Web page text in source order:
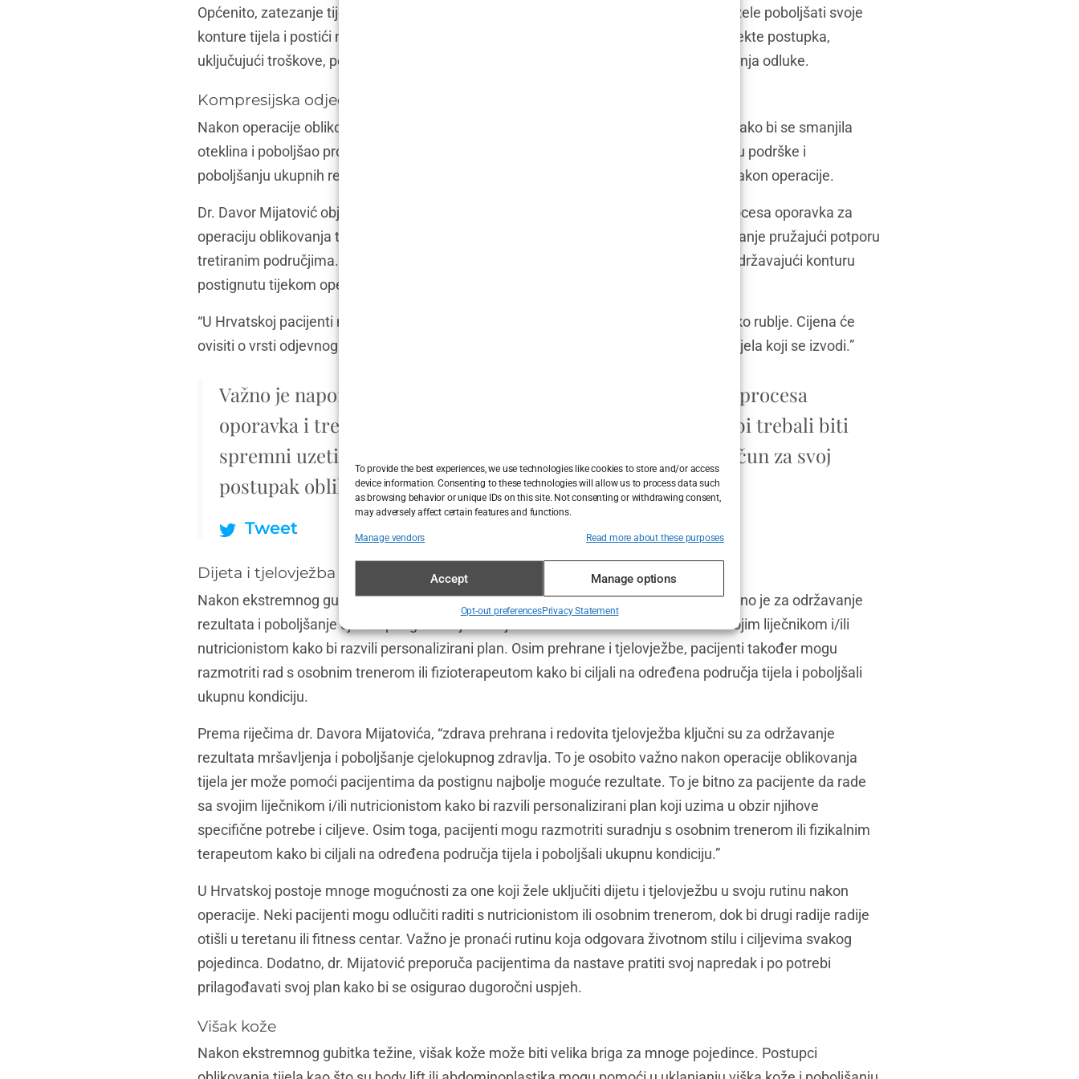
To provide the best experiences, we use technologies like cookies to store and/or access
device information. Consenting to these technologies will allow us to process data such
as browsing behavior or unique IDs on this site. Not consenting or withdrawing consent,
may adversely affect certain features and functions.
Manage vendors Read more about these purposes
Accept Manage options
Opt-out preferencesPrivacy Statement
Općenito, zatezanje tijela može biti vrlo učinkovit i isplativ postupak za pojedince koji žele poboljšati svoje
konture tijela i postići mlađahniji izgled. Međutim, važno je pažljivo razmotriti sve aspekte postupka,
uključujući troškove, potencijalne rizike i dobrobiti te postoperativnu skrb, prije donošenja odluke.
Kompresijska odjeća
Nakon operacije oblikovanja tijela, pacijenti često moraju nositi kompresijsku odjeću kako bi se smanjila
oteklina i poboljšao proces zacjeljivanja. Ovi odjevni predmeti mogu pomoći u pružanju podrške i
poboljšanju ukupnih rezultata. Kompresijska odjeća obično se nosi nekoliko tjedana nakon operacije.
Dr. Davor Mijatović objašnjava: “Kompresivna odjeća važan je dio postoperativnog procesa oporavka za
operaciju oblikovanja tijela. Ova odjeća pomaže smanjiti otekline i pospješuje zacjeljivanje pružajući potporu
tretiranim područjima. Također pomaže poboljšati sveukupne estetske rezultate jer održavajući konturu
postignutu tijekom operacije.”
“U Hrvatskoj pacijenti mogu očekivati da će potrošiti od 50 do 200 eura za kompresijsko rublje. Cijena će
ovisiti o vrsti odjevnog predmeta koji je potreban, kao io opsegu zahvata oblikovanja tijela koji se izvodi.”
Važno je napomenuti da je kompresijska odjeća bitan aspekt procesa
oporavka i treba je nositi prema uputama kirurga. Pacijenti bi trebali biti
spremni uzeti u obzir cijenu ove odjeće kada planiraju proračun za svoj
postupak oblikovanja tijela.
Tweet
Dijeta i tjelovježba
Nakon ekstremnog gubitka težine, održavanje zdrave prehrane i rutine vježbanja ključno je za održavanje
rezultata i poboljšanje cjelokupnog zdravlja. Pacijenti bi trebali blisko surađivati sa svojim liječnikom i/ili
nutricionistom kako bi razvili personalizirani plan. Osim prehrane i tjelovježbe, pacijenti također mogu
razmotriti rad s osobnim trenerom ili fizioterapeutom kako bi ciljali na određena područja tijela i poboljšali
ukupnu kondiciju.
Prema riječima dr. Davora Mijatovića, “zdrava prehrana i redovita tjelovježba ključni su za održavanje
rezultata mršavljenja i poboljšanje cjelokupnog zdravlja. To je osobito važno nakon operacije oblikovanja
tijela jer može pomoći pacijentima da postignu najbolje moguće rezultate. To je bitno za pacijente da rade
sa svojim liječnikom i/ili nutricionistom kako bi razvili personalizirani plan koji uzima u obzir njihove
specifične potrebe i ciljeve. Osim toga, pacijenti mogu razmotriti suradnju s osobnim trenerom ili fizikalnim
terapeutom kako bi ciljali na određena područja tijela i poboljšali ukupnu kondiciju.”
U Hrvatskoj postoje mnoge mogućnosti za one koji žele uključiti dijetu i tjelovježbu u svoju rutinu nakon
operacije. Neki pacijenti mogu odlučiti raditi s nutricionistom ili osobnim trenerom, dok bi drugi radije radije
otišli u teretanu ili fitness centar. Važno je pronaći rutinu koja odgovara životnom stilu i ciljevima svakog
pojedinca. Dodatno, dr. Mijatović preporuča pacijentima da nastave pratiti svoj napredak i po potrebi
prilagođavati svoj plan kako bi se osigurao dugoročni uspjeh.
Višak kože
Nakon ekstremnog gubitka težine, višak kože može biti velika briga za mnoge pojedince. Postupci